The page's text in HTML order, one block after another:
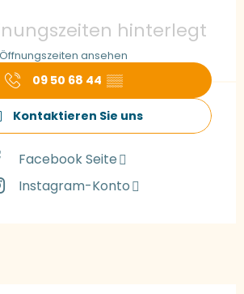
hinterlegt
Öffnungszeiten ansehen
09 50 68 44 ▒▒
Kontaktieren Sie uns
Facebook Seite
Instagram-Konto